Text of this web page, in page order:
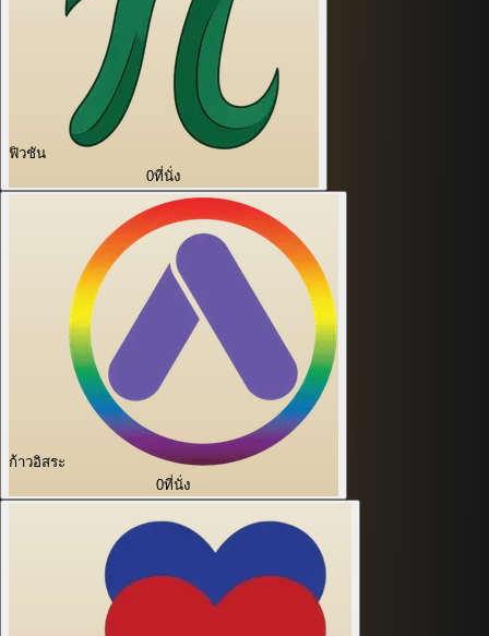
ฟิวชัน
0ที่นั่ง
ก้าวอิสระ
0ที่นั่ง